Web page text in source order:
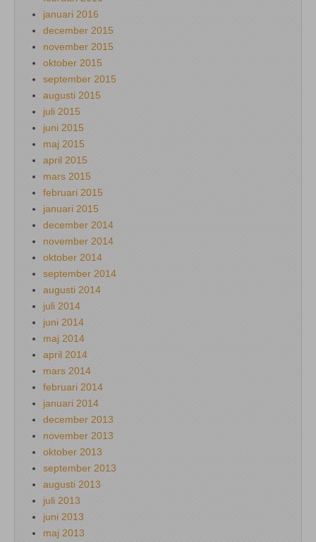
januari 2016
december 2015
november 2015
oktober 2015
september 2015
augusti 2015
juli 2015
juni 2015
maj 2015
april 2015
mars 2015
februari 2015
januari 2015
december 2014
november 2014
oktober 2014
september 2014
augusti 2014
juli 2014
juni 2014
maj 2014
april 2014
mars 2014
februari 2014
januari 2014
december 2013
november 2013
oktober 2013
september 2013
augusti 2013
juli 2013
juni 2013
maj 2013